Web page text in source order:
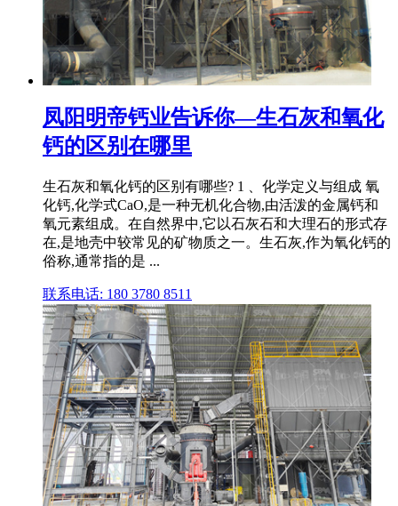
凤阳明帝钙业告诉你—生石灰和氧化
钙的区别在哪里
生石灰和氧化钙的区别有哪些? 1 、化学定义与组成 氧
化钙,化学式CaO,是一种无机化合物,由活泼的金属钙和
氧元素组成。在自然界中,它以石灰石和大理石的形式存
在,是地壳中较常见的矿物质之一。生石灰,作为氧化钙的
俗称,通常指的是 ...
联系电话: 180 3780 8511